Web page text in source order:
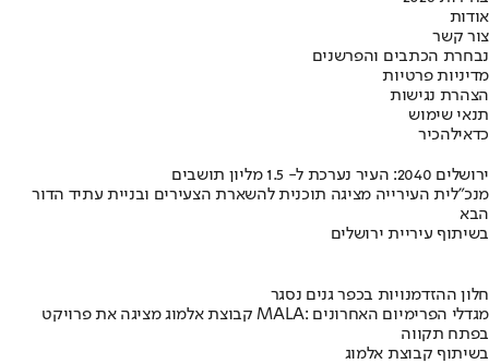
אודות
צור קשר
נבחרת הכתבים והפרשנים
מדיניות פרטיות
הצהרת נגישות
תנאי שימוש
כדאילהכיר
ירושלים 2040: העיר נערכת ל- 1.5 מליון תושבים
מנכ"לית העירייה מציגה תוכנית להשארת הצעירים ובניית עתיד הדור
הבא
בשיתוף עיריית ירושלים
חלון ההזדמנויות בכפר גנים נסגר
קבוצת אלמוג מציגה את פרויקט MALA: מגדלי הפרימיום האחרונים
בפתח תקווה
בשיתוף קבוצת אלמוג